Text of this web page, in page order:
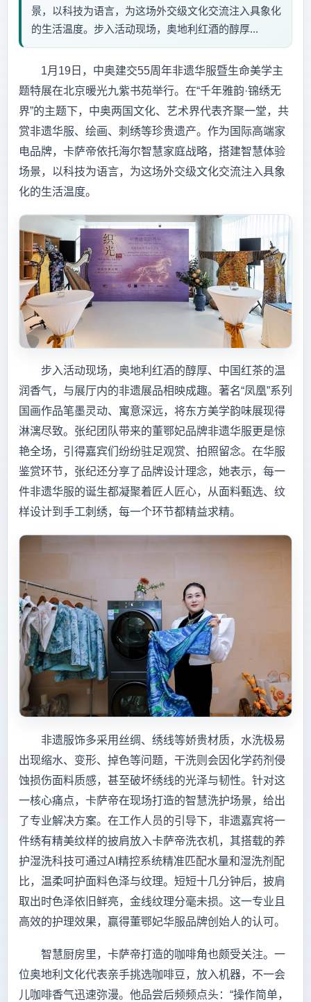
景，以科技为语言，为这场外交级文化交流注入具象化
的生活温度。步入活动现场，奥地利红酒的醇厚...
1月19日，中奥建交55周年非遗华服暨生命美学主
题特展在北京暖光九紫书苑举行。在“千年雅韵·锦绣无
界”的主题下，中奥两国文化、艺术界代表齐聚一堂，共
赏非遗华服、绘画、刺绣等珍贵遗产。作为国际高端家
电品牌，卡萨帝依托海尔智慧家庭战略，搭建智慧体验
场景，以科技为语言，为这场外交级文化交流注入具象
化的生活温度。
步入活动现场，奥地利红酒的醇厚、中国红茶的温
润香气，与展厅内的非遗展品相映成趣。著名“凤凰”系列
国画作品笔墨灵动、寓意深远，将东方美学韵味展现得
淋漓尽致。张纪团队带来的董鄂妃品牌非遗华服更是惊
艳全场，引得嘉宾们纷纷驻足观赏、拍照留念。在华服
鉴赏环节，张纪还分享了品牌设计理念，她表示，每一
件非遗华服的诞生都凝聚着匠人匠心，从面料甄选、纹
样设计到手工刺绣，每一个环节都精益求精。
非遗服饰多采用丝绸、绣线等娇贵材质，水洗极易
出现缩水、变形、掉色等问题，干洗则会因化学药剂侵
蚀损伤面料质感，甚至破坏绣线的光泽与韧性。针对这
一核心痛点，卡萨帝在现场打造的智慧洗护场景，给出
了专业解决方案。在工作人员的引导下，非遗嘉宾将一
件绣有精美纹样的披肩放入卡萨帝洗衣机，其搭载的养
护湿洗科技可通过AI精控系统精准匹配水量和湿洗剂配
比，温柔呵护面料色泽与纹理。短短十几分钟后，披肩
取出时色泽依旧鲜亮，金线纹理分毫未损。这一专业且
高效的护理效果，赢得董鄂妃华服品牌创始人的认可。
智慧厨房里，卡萨帝打造的咖啡角也颇受关注。一
位奥地利文化代表亲手挑选咖啡豆，放入机器，不一会
儿咖啡香气迅速弥漫。他品尝后频频点头：“操作简单，